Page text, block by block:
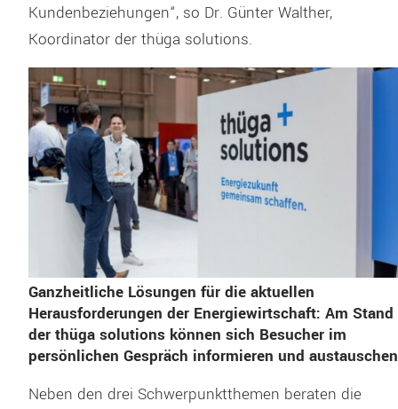
Kundenbeziehungen“, so Dr. Günter Walther,
Koordinator der thüga solutions.
Ganzheitliche Lösungen für die aktuellen
Herausforderungen der Energiewirtschaft: Am Stand
der thüga solutions können sich Besucher im
persönlichen Gespräch informieren und
Neben den drei Schwerpunktthemen beraten die